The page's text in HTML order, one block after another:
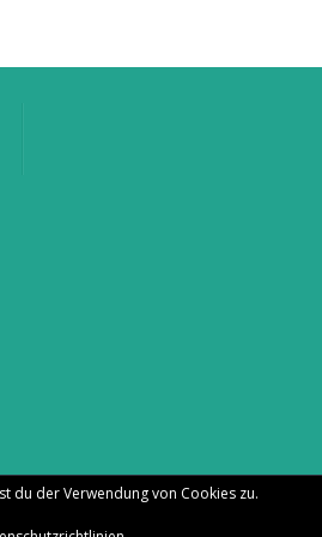
du der Verwendung von Cookies zu.